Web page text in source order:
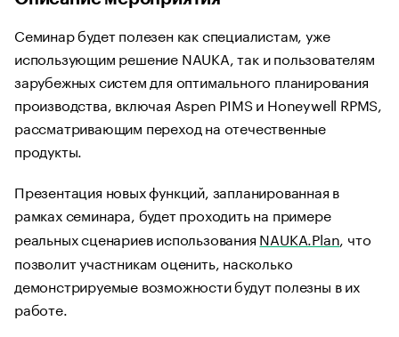
Семинар будет полезен как специалистам, уже
использующим решение NAUKA, так и пользователям
зарубежных систем для оптимального планирования
производства, включая Aspen PIMS и Honeywell RPMS,
рассматривающим переход на отечественные
продукты.
Презентация новых функций, запланированная в
рамках семинара, будет проходить на примере
реальных сценариев использования NAUKA.Plan, что
позволит участникам оценить, насколько
демонстрируемые возможности будут полезны в их
работе.